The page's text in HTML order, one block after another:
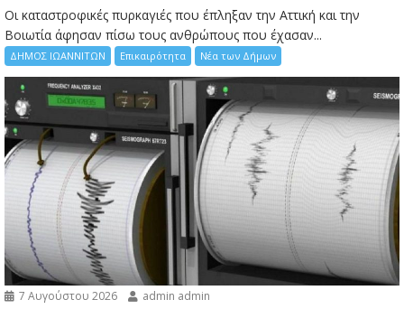
Οι καταστροφικές πυρκαγιές που έπληξαν την Αττική και την
Bοιωτία άφησαν πίσω τους ανθρώπους που έχασαν...
ΔΗΜΟΣ ΙΩΑΝΝΙΤΩΝ Επικαιρότητα Νέα των Δήμων
7 Αυγούστου 2026 admin admin